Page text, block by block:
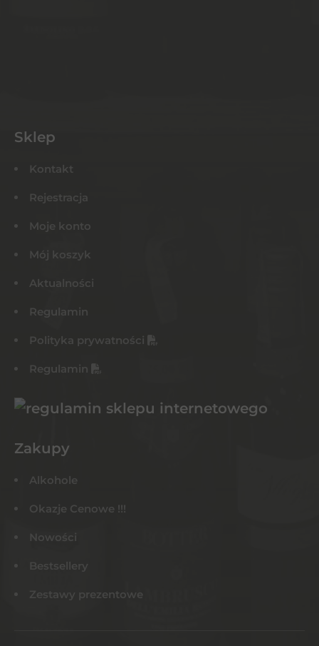
Sklep
Kontakt
Rejestracja
Moje konto
Mój koszyk
Aktualności
Regulamin
Polityka prywatności
Regulamin
Zakupy
Alkohole
Okazje Cenowe !!!
Nowości
Bestsellery
Zestawy prezentowe